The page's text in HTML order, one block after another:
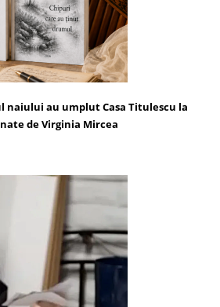
naiului au umplut Casa Titulescu la
de Virginia Mircea